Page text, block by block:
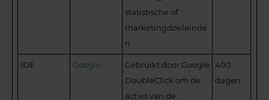
statistische of
marketingdoeleinde
n.
IDE Google
Gebruikt door Google
DoubleClick om de
acties van de
400
dagen